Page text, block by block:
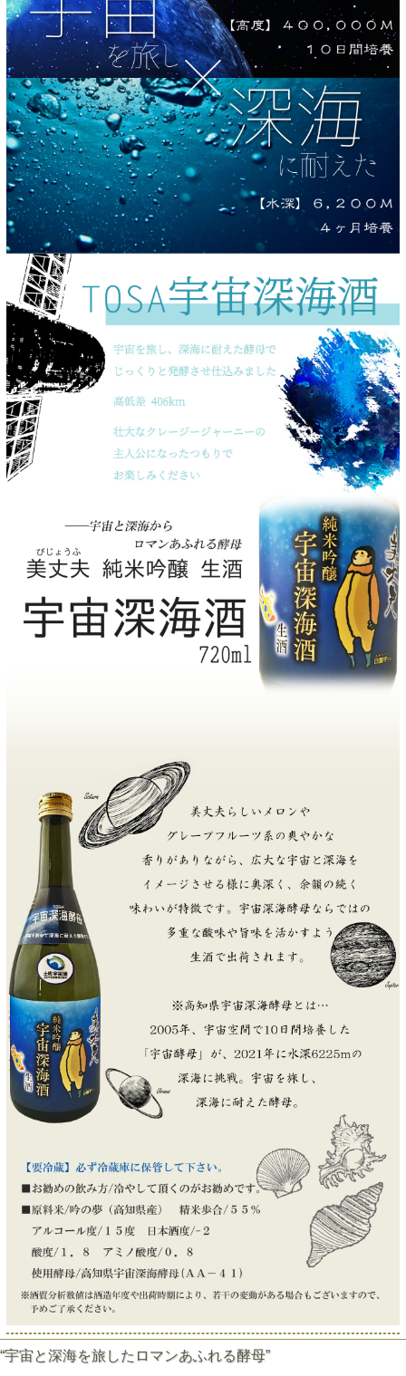
“宇宙と深海を旅したロマンあふれる酵母”